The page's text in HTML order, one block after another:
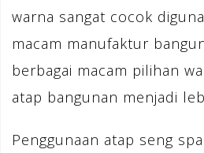
warna sangat cocok
macam manufaktur
berbagai macam pilihan
atap bangunan menjadi
Penggunaan atap seng